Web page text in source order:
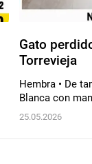
Gato
Torrevieja
Hembra • De
Blanca con
25.05.2026